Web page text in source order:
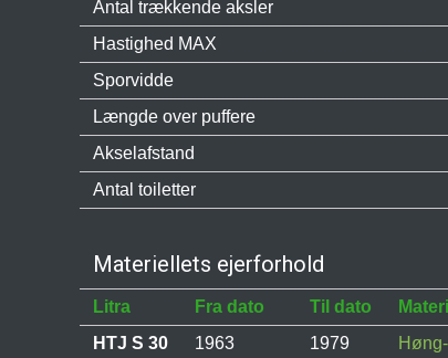
Antal trækkende aksler
Hastighed MAX
Sporvidde
Længde over puffere
Akselafstand
Antal toiletter
Materiellets ejerforhold
Litra Fra dato Til dato
HTJ S 30
1963 1979